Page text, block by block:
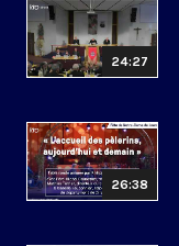
24:27
26:38